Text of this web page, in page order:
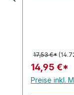
17,53 €*
14,95 €*
Preise inkl.